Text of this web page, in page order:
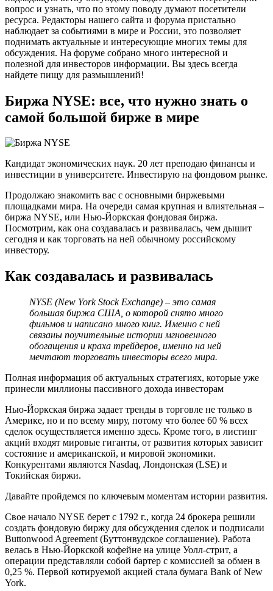
вопрос и узнать, что по этому поводу думают посетители
ресурса. Редакторы нашего сайта и форума пристально
наблюдает за событиями в мире и России, это позволяет
поднимать актуальные и интересующие многих темы для
обсуждения. На форуме собрано много интересной и
полезной для инвесторов информации. Вы здесь всегда
найдете пищу для размышлений!
Биржа NYSE: все, что нужно знать о
самой большой бирже в мире
Кандидат экономических наук. 20 лет преподаю финансы и
инвестиции в университете. Инвестирую на фондовом рынке.
Продолжаю знакомить вас с основными биржевыми
площадками мира. На очереди самая крупная и влиятельная –
биржа NYSE, или Нью-Йоркская фондовая биржа.
Посмотрим, как она создавалась и развивалась, чем дышит
сегодня и как торговать на ней обычному российскому
инвестору.
Как создавалась и развивалась
NYSE (New York Stock Exchange) – это самая
большая биржа США, о которой снято много
фильмов и написано много книг. Именно с ней
связаны поучительные истории мгновенного
обогащения и краха трейдеров, именно на ней
мечтают торговать инвесторы всего мира.
Полная информация об актуальных стратегиях, которые уже
принесли миллионы пассивного дохода инвесторам
Нью-Йоркская биржа задает тренды в торговле не только в
Америке, но и по всему миру, потому что более 60 % всех
сделок осуществляется именно здесь. Кроме того, в листинг
акций входят мировые гиганты, от развития которых зависит
состояние и американской, и мировой экономики.
Конкурентами являются Nasdaq, Лондонская (LSE) и
Токийская биржи.
Давайте пройдемся по ключевым моментам истории развития.
Свое начало NYSE берет с 1792 г., когда 24 брокера решили
создать фондовую биржу для обсуждения сделок и подписали
Buttonwood Agreement (Буттонвудское соглашение). Работа
велась в Нью-Йоркской кофейне на улице Уолл-стрит, а
операции представляли собой бартер с комиссией за обмен в
0,25 %. Первой котируемой акцией стала бумага Bank of New
York.